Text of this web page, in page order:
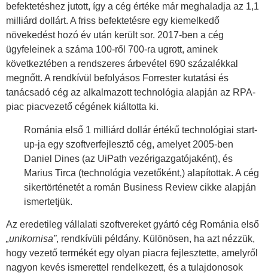
befektetéshez jutott, így a cég értéke már meghaladja az 1,1
milliárd dollárt. A friss befektetésre egy kiemelkedő
növekedést hozó év után került sor. 2017-ben a cég
ügyfeleinek a száma 100-ről 700-ra ugrott, aminek
következtében a rendszeres árbevétel 690 százalékkal
megnőtt. A rendkívül befolyásos Forrester kutatási és
tanácsadó cég az alkalmazott technológia alapján az RPA-
piac piacvezető cégének kiáltotta ki.
Románia első 1 milliárd dollár értékű technológiai start-
up-ja egy szoftverfejlesztő cég, amelyet 2005-ben
Daniel Dines (az UiPath vezérigazgatójaként), és
Marius Tirca (technológia vezetőként,) alapítottak. A cég
sikertörténetét a román Business Review cikke alapján
ismertetjük.
Az eredetileg vállalati szoftvereket gyártó cég Románia első
„unikornisa”, rendkívüli példány. Különösen, ha azt nézzük,
hogy vezető termékét egy olyan piacra fejlesztette, amelyről
nagyon kevés ismerettel rendelkezett, és a tulajdonosok